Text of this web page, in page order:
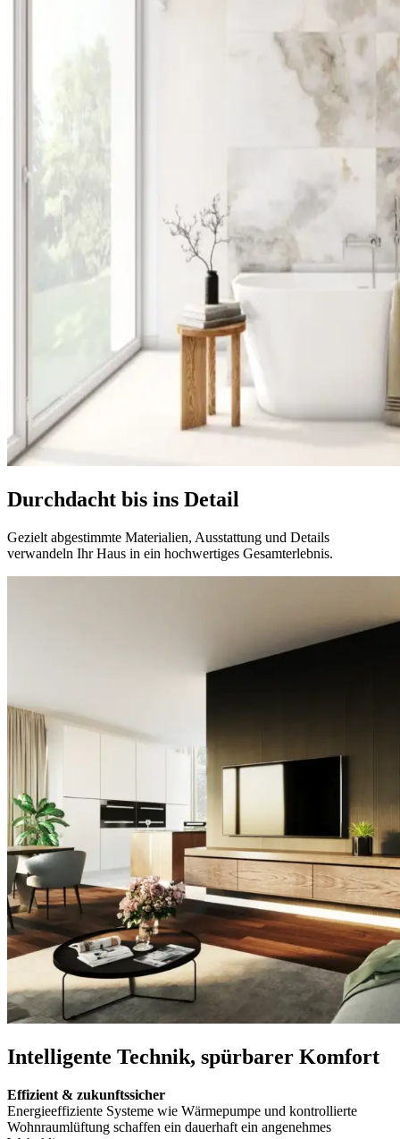
Durchdacht bis ins Detail
Gezielt abgestimmte Materialien, Ausstattung und Details
verwandeln Ihr Haus in ein hochwertiges Gesamterlebnis.
Intelligente Technik, spürbarer Komfort
Effizient & zukunftssicher
Energieeffiziente Systeme wie Wärmepumpe und kontrollierte
Wohnraumlüftung schaffen ein dauerhaft ein angenehmes